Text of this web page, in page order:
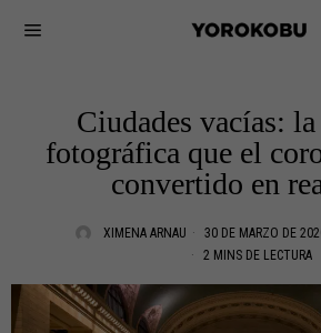
Ciudades vacías:
fotográfica que el
convertido en
XIMENA ARNAU 30 DE MARZO DE
2 MINS DE LECTURA